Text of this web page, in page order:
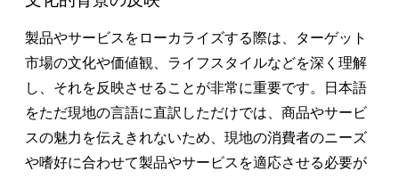
製品やサービスをローカライズする際は、ターゲット
市場の文化や価値観、ライフスタイルなどを深く理解
し、それを反映させることが非常に重要です。日本語
をただ現地の言語に直訳しただけでは、商品やサービ
スの魅力を伝えきれないため、現地の消費者のニーズ
や嗜好に合わせて製品やサービスを適応させる必要が